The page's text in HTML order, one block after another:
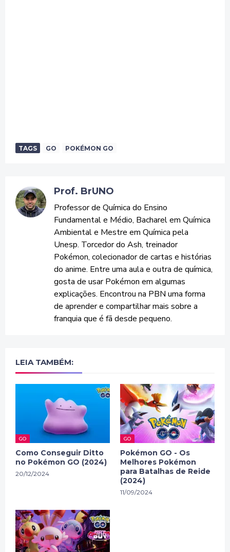
TAGS GO POKÉMON GO
Prof. BrUNO
Professor de Química do Ensino
Fundamental e Médio, Bacharel em Química
Ambiental e Mestre em Química pela
Unesp. Torcedor do Ash, treinador
Pokémon, colecionador de cartas e histórias
do anime. Entre uma aula e outra de química,
gosta de usar Pokémon em algumas
explicações. Encontrou na PBN uma forma
de aprender e compartilhar mais sobre a
franquia que é fã desde pequeno.
LEIA TAMBÉM:
GO
Como Conseguir Ditto
no Pokémon GO (2024)
20/12/2024
GO
Pokémon GO - Os
Melhores Pokémon
para Batalhas de Reide
(2024)
11/09/2024